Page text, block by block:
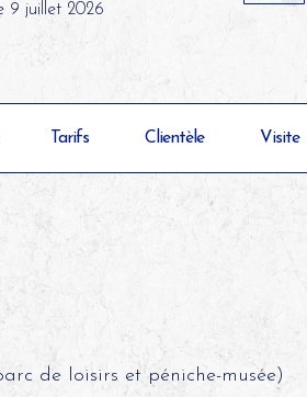
9 juillet 2026
Tarifs Clientèle Visite
de loisirs et péniche-musée)